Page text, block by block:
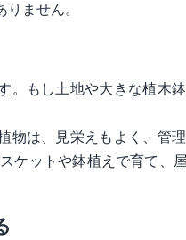
ません。
。もし土地や大きな植木
物は、見栄えもよく、管
ケットや鉢植えで育て、